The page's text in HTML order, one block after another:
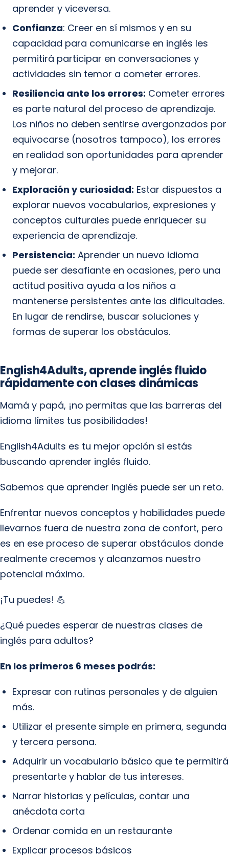
aprender y viceversa.
Confianza: Creer en sí mismos y en su
capacidad para comunicarse en inglés les
permitirá participar en conversaciones y
actividades sin temor a cometer errores.
Resiliencia ante los errores: Cometer errores
es parte natural del proceso de aprendizaje.
Los niños no deben sentirse avergonzados por
equivocarse (nosotros tampoco), los errores
en realidad son oportunidades para aprender
y mejorar.
Exploración y curiosidad: Estar dispuestos a
explorar nuevos vocabularios, expresiones y
conceptos culturales puede enriquecer su
experiencia de aprendizaje.
Persistencia: Aprender un nuevo idioma
puede ser desafiante en ocasiones, pero una
actitud positiva ayuda a los niños a
mantenerse persistentes ante las dificultades.
En lugar de rendirse, buscar soluciones y
formas de superar los obstáculos.
English4Adults, aprende inglés fluido
rápidamente con clases dinámicas
Mamá y papá, ¡no permitas que las barreras del
idioma límites tus posibilidades!
English4Adults es tu mejor opción si estás
buscando aprender inglés fluido.
Sabemos que aprender inglés puede ser un reto.
Enfrentar nuevos conceptos y habilidades puede
llevarnos fuera de nuestra zona de confort, pero
es en ese proceso de superar obstáculos donde
realmente crecemos y alcanzamos nuestro
potencial máximo.
¡Tu puedes! 💪
¿Qué puedes esperar de nuestras clases de
inglés para adultos?
En los primeros 6 meses podrás:
Expresar con rutinas personales y de alguien
más.
Utilizar el presente simple en primera, segunda
y tercera persona.
Adquirir un vocabulario básico que te permitirá
presentarte y hablar de tus intereses.
Narrar historias y películas, contar una
anécdota corta
Ordenar comida en un restaurante
Explicar procesos básicos